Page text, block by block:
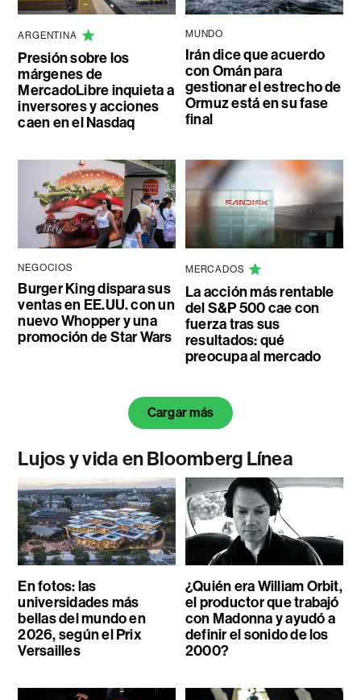
ARGENTINA
Presión sobre los
márgenes de
MercadoLibre inquieta a
inversores y acciones
caen en el Nasdaq
MUNDO
Irán dice que acuerdo
con Omán para
gestionar el estrecho de
Ormuz está en su fase
final
NEGOCIOS
Burger King dispara sus
ventas en EE.UU. con un
nuevo Whopper y una
promoción de Star Wars
MERCADOS
La acción más rentable
del S&P 500 cae con
fuerza tras sus
resultados: qué
preocupa al mercado
Cargar más
Lujos y vida en Bloomberg Línea
En fotos: las
universidades más
bellas del mundo en
2026, según el Prix
Versailles
¿Quién era William Orbit,
el productor que trabajó
con Madonna y ayudó a
definir el sonido de los
2000?